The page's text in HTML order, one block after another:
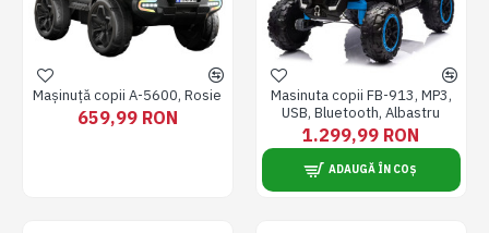
Mașinuță copii A-5600, Rosie
659,99 RON
Masinuta copii FB-913, MP3,
USB, Bluetooth, Albastru
1.299,99 RON
ADAUGĂ ÎN COȘ